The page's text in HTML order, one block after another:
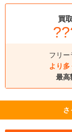
買
フリー
より多
最高
さ